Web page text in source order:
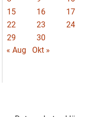
15
16 17
22
23 24
29
30
« Aug
Okt »